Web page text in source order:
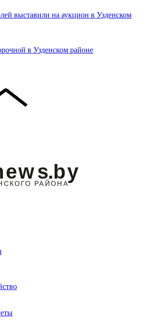
выставили на аукцион в Узденском
в Узденском районе